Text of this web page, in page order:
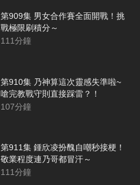
第909集 男女合作賽全面開戰！挑
戰極限刷積分～
111分鐘
第910集 乃神算這次靈感失準啦~
嗆完教戰守則直接踩雷？！
107分鐘
第911集 鍾欣凌扮醜自嘲秒接梗！
敬業程度連乃哥都冒汗～
111分鐘